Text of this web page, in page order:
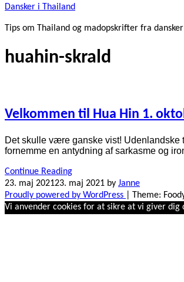
Dansker i Thailand
Tips om Thailand og madopskrifter fra
huahin-skrald
Velkommen til Hua Hin 1.
Det skulle være ganske vist! Udenlandske
fornemme en antydning af sarkasme og
Continue Reading
23. maj 202123. maj 2021 by Janne
Proudly powered by WordPress
Theme:
Vi anvender cookies for at sikre at vi giver